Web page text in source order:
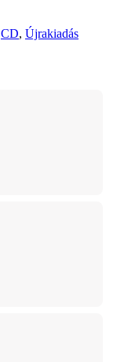
CD, Újrakiadás